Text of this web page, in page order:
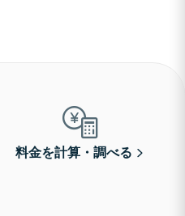
料金を計算・調べる